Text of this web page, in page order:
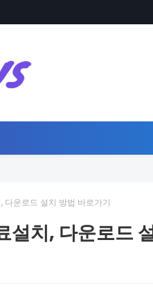
다운로드 설치 방법 바로가기
설치, 다운로드